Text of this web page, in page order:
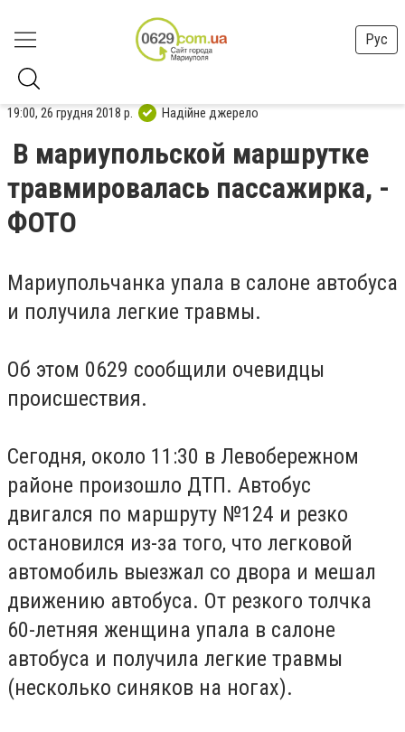
Рус
19:00, 26 грудня 2018 р. Надійне джерело
В мариупольской маршрутке
травмировалась пассажирка, -
ФОТО
Мариупольчанка упала в салоне автобуса
и получила легкие травмы.
Об этом 0629 сообщили очевидцы
происшествия.
Сегодня, около 11:30 в Левобережном
районе произошло ДТП. Автобус
двигался по маршруту №124 и резко
остановился из-за того, что легковой
автомобиль выезжал со двора и мешал
движению автобуса. От резкого толчка
60-летняя женщина упала в салоне
автобуса и получила легкие травмы
(несколько синяков на ногах).